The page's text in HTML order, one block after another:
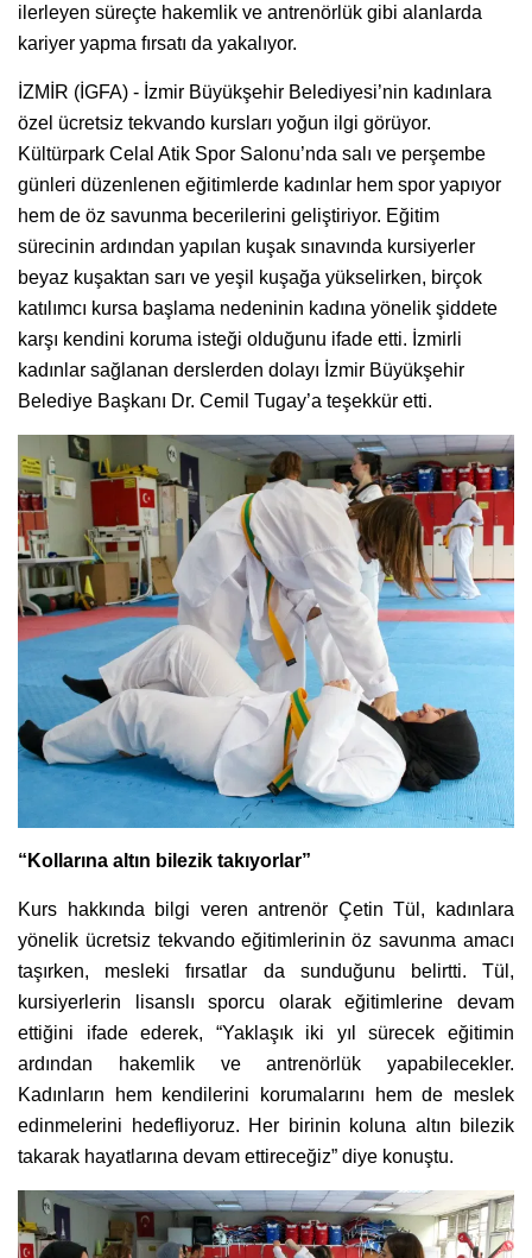
ilerleyen süreçte hakemlik ve antrenörlük gibi alanlarda
kariyer yapma fırsatı da yakalıyor.
İZMİR (İGFA) - İzmir Büyükşehir Belediyesi’nin kadınlara
özel ücretsiz tekvando kursları yoğun ilgi görüyor.
Kültürpark Celal Atik Spor Salonu’nda salı ve perşembe
günleri düzenlenen eğitimlerde kadınlar hem spor yapıyor
hem de öz savunma becerilerini geliştiriyor. Eğitim
sürecinin ardından yapılan kuşak sınavında kursiyerler
beyaz kuşaktan sarı ve yeşil kuşağa yükselirken, birçok
katılımcı kursa başlama nedeninin kadına yönelik şiddete
karşı kendini koruma isteği olduğunu ifade etti. İzmirli
kadınlar sağlanan derslerden dolayı İzmir Büyükşehir
Belediye Başkanı Dr. Cemil Tugay’a teşekkür etti.
“Kollarına altın bilezik takıyorlar”
Kurs hakkında bilgi veren antrenör Çetin Tül, kadınlara
yönelik ücretsiz tekvando eğitimlerinin öz savunma amacı
taşırken, mesleki fırsatlar da sunduğunu belirtti. Tül,
kursiyerlerin lisanslı sporcu olarak eğitimlerine devam
ettiğini ifade ederek, “Yaklaşık iki yıl sürecek eğitimin
ardından hakemlik ve antrenörlük yapabilecekler.
Kadınların hem kendilerini korumalarını hem de meslek
edinmelerini hedefliyoruz. Her birinin koluna altın bilezik
takarak hayatlarına devam ettireceğiz” diye konuştu.